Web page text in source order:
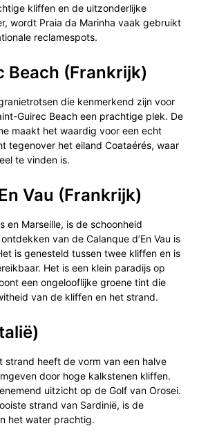
kliffen en de uitzonderlijke
wordt Praia da Marinha vaak gebruikt
reclamespots.
Beach (Frankrijk)
die kenmerkend zijn voor
Guirec Beach een prachtige plek. De
maakt het waardig voor een echt
tegenover het eiland Coataérés, waar
te vinden is.
Vau (Frankrijk)
en Marseille, is de schoonheid
van de Calanque d’En Vau is
is genesteld tussen twee kliffen en is
Het is een klein paradijs op
een ongelooflijke groene tint die
van de kliffen en het strand.
strand heeft de vorm van een halve
door hoge kalkstenen kliffen.
uitzicht op de Golf van Orosei.
strand van Sardinië, is de
het water prachtig.